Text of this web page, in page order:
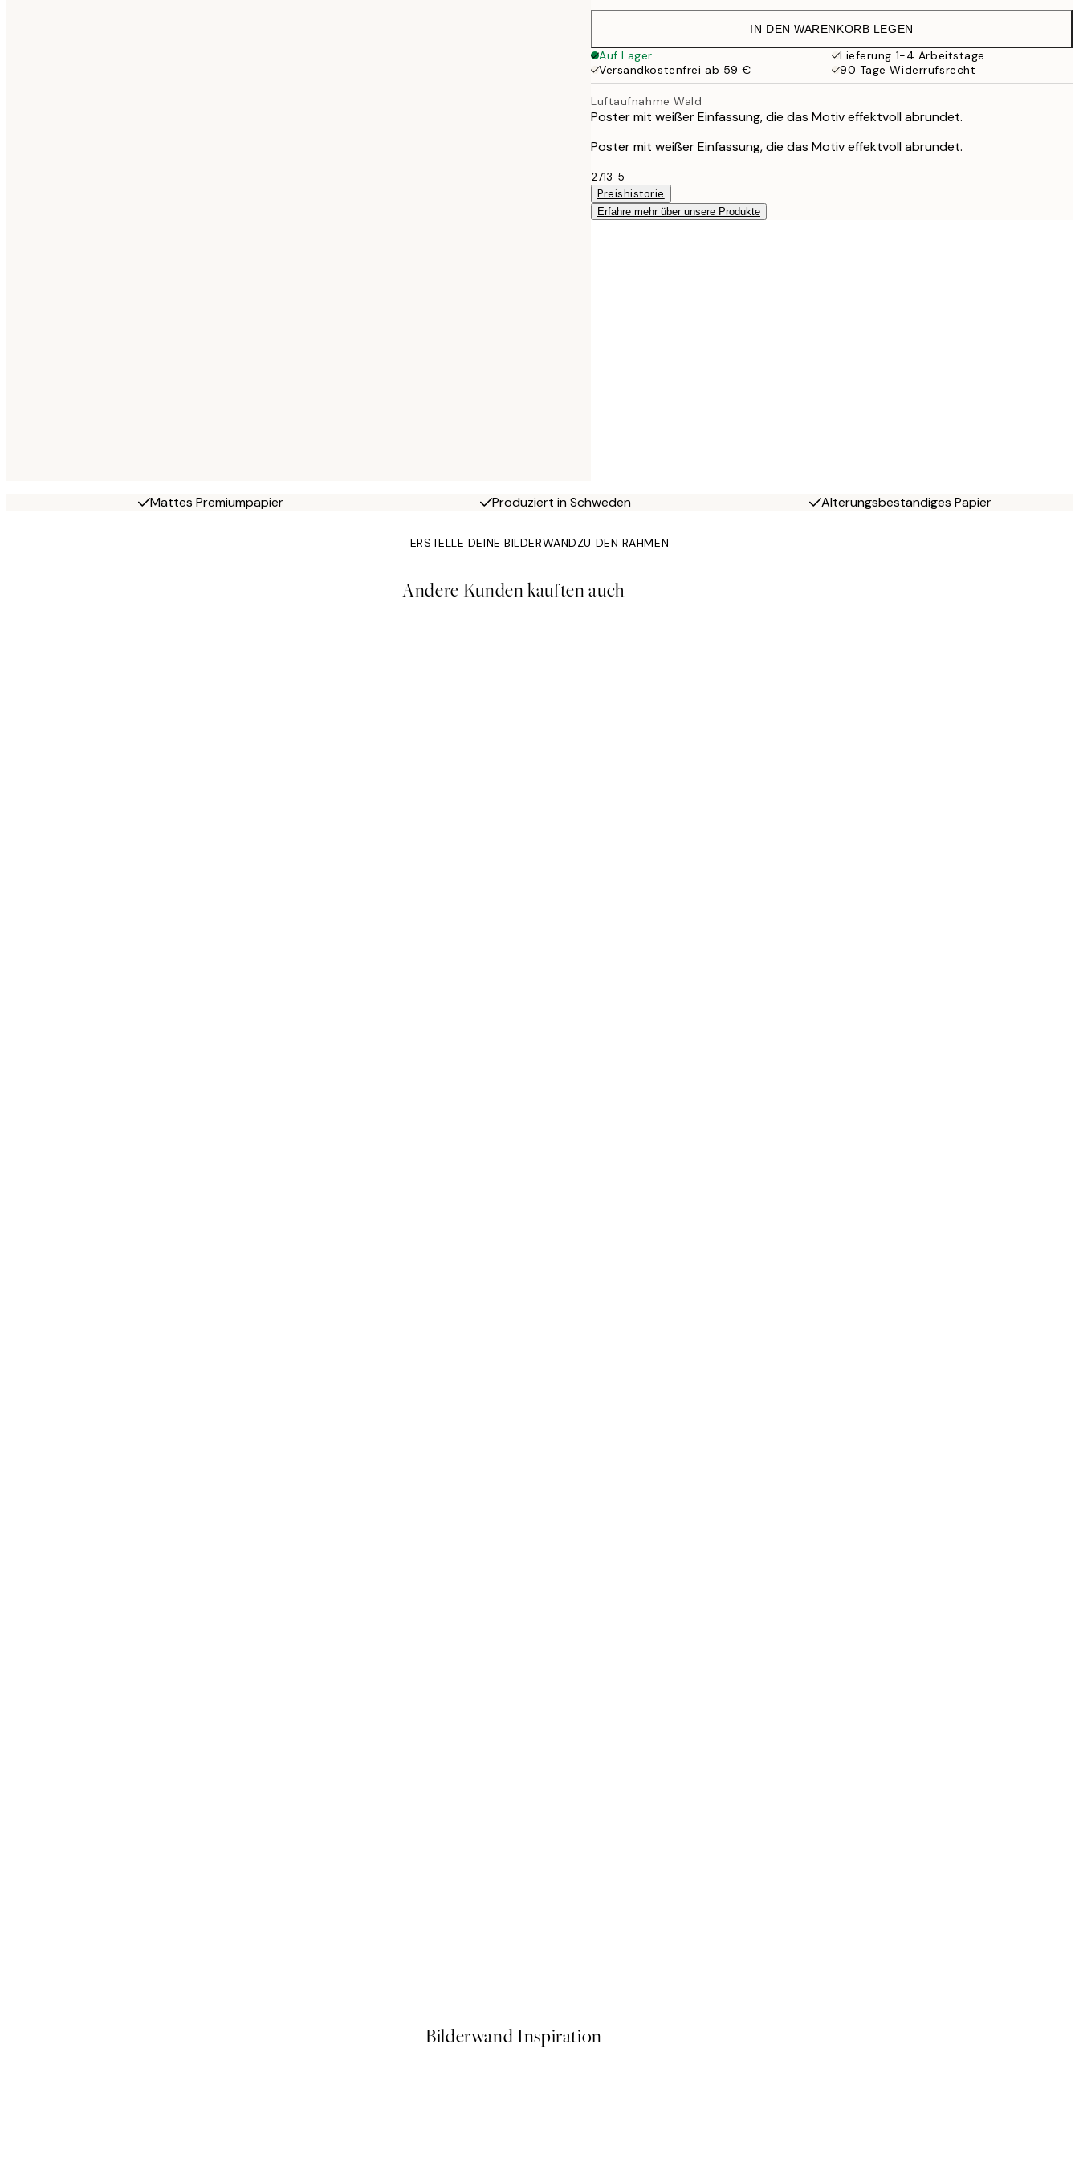
35,95 €
IN DEN WARENKORB LEGEN
Auf Lager
Lieferung 1-4 Arbeitstage
Versandkostenfrei ab 59 €
90 Tage Widerrufsrecht
Luftaufnahme Wald
Poster mit weißer Einfassung, die das Motiv effektvoll abrundet.
Poster mit weißer Einfassung, die das Motiv effektvoll abrundet.
2713-5
Preishistorie
Erfahre mehr über unsere Produkte
Mattes Premiumpapier Produziert in Schweden Alterungsbeständiges Papier
ERSTELLE DEINE BILDERWANDZU DEN RAHMEN
Andere Kunden kauften auch
Bilderwand Inspiration